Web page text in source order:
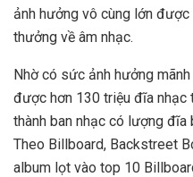
ảnh hưởng vô cùng lớn
thưởng về âm nhạc.
Nhờ có sức ảnh hưởng
được hơn 130 triệu đĩa
thành ban nhạc có lượng
Theo Billboard, Backstreet
album lọt vào top 10